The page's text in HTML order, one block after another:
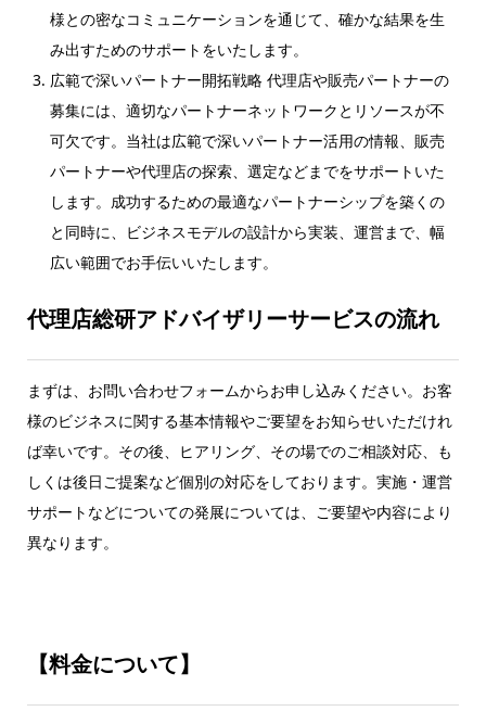
様との密なコミュニケーションを通じて、確かな結果を生
み出すためのサポートをいたします。
広範で深いパートナー開拓戦略 代理店や販売パートナーの
募集には、適切なパートナーネットワークとリソースが不
可欠です。当社は広範で深いパートナー活用の情報、販売
パートナーや代理店の探索、選定などまでをサポートいた
します。成功するための最適なパートナーシップを築くの
と同時に、ビジネスモデルの設計から実装、運営まで、幅
広い範囲でお手伝いいたします。
代理店総研アドバイザリーサービスの流れ
まずは、お問い合わせフォームからお申し込みください。お客
様のビジネスに関する基本情報やご要望をお知らせいただけれ
ば幸いです。その後、ヒアリング、その場でのご相談対応、も
しくは後日ご提案など個別の対応をしております。実施・運営
サポートなどについての発展については、ご要望や内容により
異なります。
【料金について】